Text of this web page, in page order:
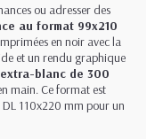
ou adresser des
au format 99x210
en noir avec la
et un rendu graphique
blanc de 300
main. Ce format est
110x220 mm pour un